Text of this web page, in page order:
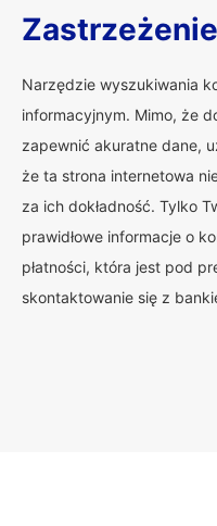
Zastrzeżenie
Narzędzie wyszukiwania
informacyjnym. Mimo, że
zapewnić akuratne dane,
że ta strona internetowa
za ich dokładność. Tylko
prawidłowe informacje o
płatności, która jest pod
skontaktowanie się z